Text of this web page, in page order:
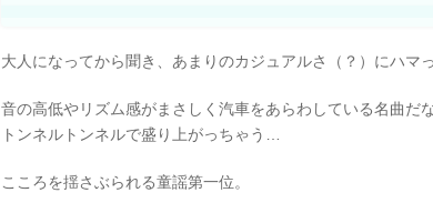
大人になってから聞き、あまりのカジュアルさ（？）にハマ
音の高低やリズム感がまさしく汽車をあらわしている名曲だ
トンネルトンネルで盛り上がっちゃう…
こころを揺さぶられる童謡第一位。